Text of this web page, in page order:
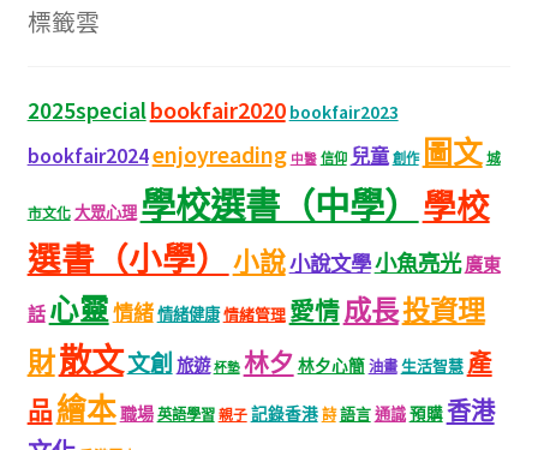
標籤雲
2025specialbookfair2020 bookfair2023
bookfair2024enjoyreading 中醫 信仰 兒童 創作 圖文 城
市文化 大眾心理 學校選書（中學）
學校
選書（小學）
小說小說文學小魚亮光廣東
話 心靈情緒情緒健康情緒管理 愛情成長投資理
財散文文創 旅遊 杯墊 林夕 林夕心簡 油畫 生活智慧 產
品繪本職場 英語學習 親子 記錄香港 詩 語言通識預購香港